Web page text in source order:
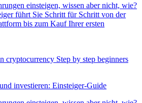
einsteigen, wissen aber nicht, wie?
führt Sie Schritt für Schritt von der
bis zum Kauf Ihrer ersten
investieren: Einsteiger-Guide